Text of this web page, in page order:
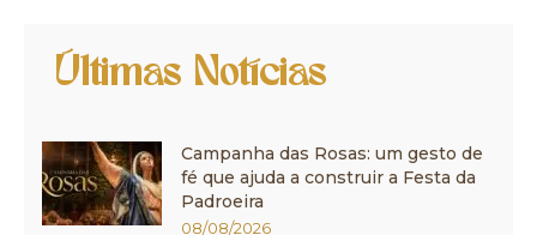
Últimas Notícias
Campanha das Rosas: um gesto de
fé que ajuda a construir a Festa da
Padroeira
08/08/2026